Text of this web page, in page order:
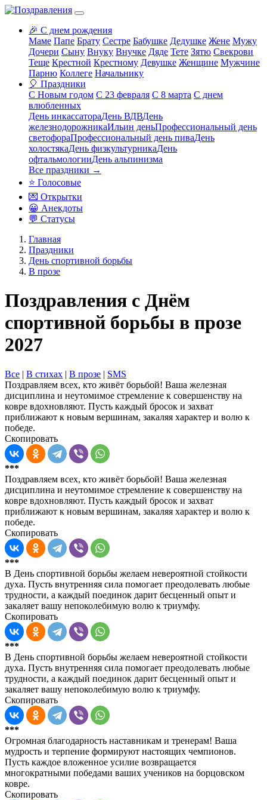
🎉 С днем рождения
Маме Папе Брату Сестре Бабушке Дедушке Жене Мужу
Дочери Сыну Внуку Внучке Дяде Тете Зятю Свекрови
Теще Крестной Крестному Девушке Женщине Мужчине
Парню Коллеге Начальнику
🎈 Праздники
С Новым годом С 23 февраля С 8 марта С днем
влюбленных
День инкассатораДень ВДВДень
железнодорожникаИльин деньПрофессиональный день
светофораПрофессиональный день пиваДень
холостякаДень физкультурникаДень
офтальмологииДень альпинизма
Все праздники →
⭐ Голосовые
💌 Открытки
😀 Анекдоты
💬 Статусы
Главная
Праздники
День спортивной борьбы
В прозе
Поздравления с Днём
спортивной борьбы в прозе
2027
Все | В стихах | В прозе | SMS
Поздравляем всех, кто живёт борьбой! Ваша железная
дисциплина и неутомимое стремление к совершенству на
ковре вдохновляют. Пусть каждый бросок и захват
приближают к новым вершинам, закаляя характер и волю к
победе.
Скопировать
***
Поздравляем всех, кто живёт борьбой! Ваша железная
дисциплина и неутомимое стремление к совершенству на
ковре вдохновляют. Пусть каждый бросок и захват
приближают к новым вершинам, закаляя характер и волю к
победе.
Скопировать
***
В День спортивной борьбы желаем невероятной стойкости
духа. Пусть внутренняя сила помогает преодолевать любые
трудности, а каждый поединок дарит бесценный опыт и
закаляет вашу непоколебимую волю к триумфу.
Скопировать
***
В День спортивной борьбы желаем невероятной стойкости
духа. Пусть внутренняя сила помогает преодолевать любые
трудности, а каждый поединок дарит бесценный опыт и
закаляет вашу непоколебимую волю к триумфу.
Скопировать
***
Огромная благодарность наставникам и тренерам! Ваша
мудрость и терпение формируют настоящих чемпионов.
Пусть каждое вложенное усилие возвращается
многократными победами ваших учеников на борцовском
ковре.
Скопировать